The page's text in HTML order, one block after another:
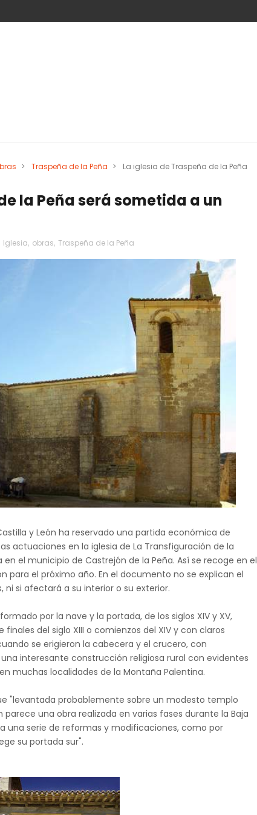
> Traspeña de la Peña >
La iglesia de Traspeña de la Peña
la Peña será sometida a un
Iglesia, obras, Traspeña de la Peña
y León ha reservado una partida económica de
actuaciones en la iglesia de La Transfiguración de la
el municipio de Castrejón de la Peña. Así se recoge en el
para el próximo año. En el documento no se explican el
si afectará a su interior o su exterior.
por la nave y la portada, de los siglos XIV y XV,
del siglo XIII o comienzos del XIV y con claros
se erigieron la cabecera y el crucero, con
interesante construcción religiosa rural con evidentes
muchas localidades de la Montaña Palentina.
"levantada probablemente sobre un modesto templo
una obra realizada en varias fases durante la Baja
una serie de reformas y modificaciones, como por
su portada sur".